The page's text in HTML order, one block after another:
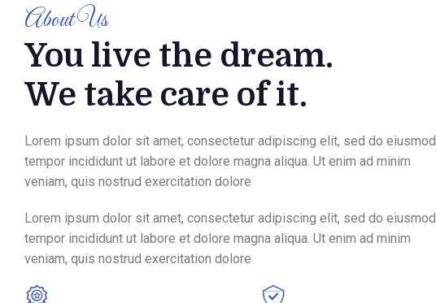
About Us
You live the dream.
We take care of it.
Lorem ipsum dolor sit amet, consectetur adipiscing elit, sed do eiusmod
tempor incididunt ut labore et dolore magna aliqua. Ut enim ad minim
veniam, quis nostrud exercitation dolore
Lorem ipsum dolor sit amet, consectetur adipiscing elit, sed do eiusmod
tempor incididunt ut labore et dolore magna aliqua. Ut enim ad minim
veniam, quis nostrud exercitation dolore